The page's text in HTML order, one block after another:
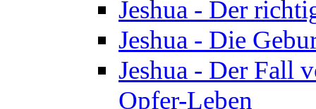
Jeshua - Der
Jeshua - Die
Jeshua - Der Fall
Opfer-Leben